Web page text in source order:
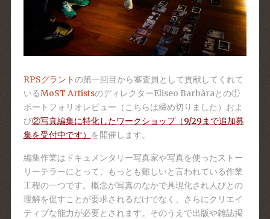
RPSグラントの第一回目から審査員として貢献してくれて
いるMoST ArtistsのディレクターEliseo Barbàraとの①
ポートフォリオレビュー（こちらは締め切りました）およ
び②写真編集に特化したワークショップ（9/29まで追加募
集を受付中です）
を開催します。
編集作業はドキュメンタリー写真家や写真を使ったストー
リーテラーにとって、もっとも難しいと言われている作業
工程の一つです。概念が写真のなかで具現化され人びとの
理解を促すことが要求されるだけでなく、さらにクリエイ
ティブな能力が必要とされます。そのうえで出版や雑誌掲